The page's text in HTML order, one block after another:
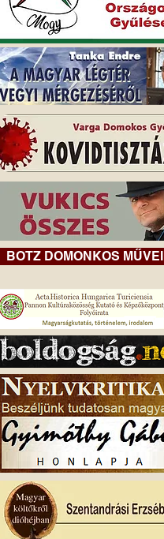
BOTZ DOMONKOS MŰVEI